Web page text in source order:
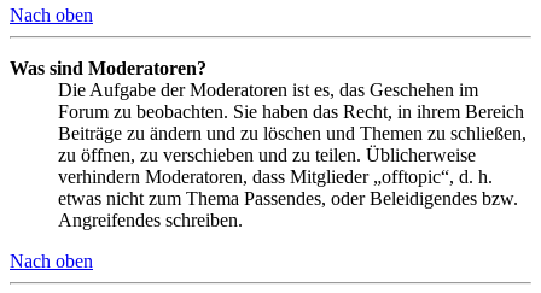
Nach oben
Was sind Moderatoren?
Die Aufgabe der Moderatoren ist es, das Geschehen im
Forum zu beobachten. Sie haben das Recht, in ihrem Bereich
Beiträge zu ändern und zu löschen und Themen zu schließen,
zu öffnen, zu verschieben und zu teilen. Üblicherweise
verhindern Moderatoren, dass Mitglieder „offtopic“, d. h.
etwas nicht zum Thema Passendes, oder Beleidigendes bzw.
Angreifendes schreiben.
Nach oben